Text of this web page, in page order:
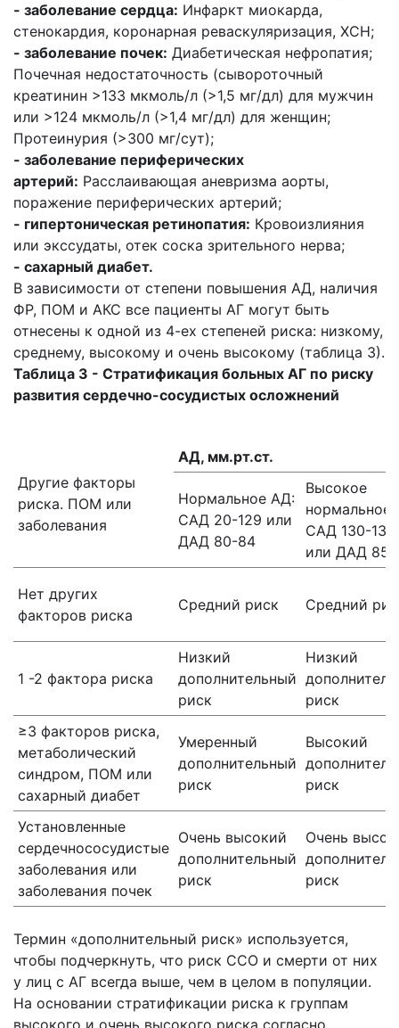
- заболевание сердца: Инфаркт миокарда,
стенокардия, коронарная реваскуляризация, ХСН;
- заболевание почек: Диабетическая нефропатия;
Почечная недостаточность (сывороточный
креатинин >133 мкмоль/л (>1,5 мг/дл) для мужчин
или >124 мкмоль/л (>1,4 мг/дл) для женщин;
Протеинурия (>300 мг/сут);
- заболевание периферических
артерий: Расслаивающая аневризма аорты,
поражение периферических артерий;
- гипертоническая ретинопатия: Кровоизлияния
или экссудаты, отек соска зрительного нерва;
- сахарный диабет.
В зависимости от степени повышения АД, наличия
ФР, ПОМ и АКС все пациенты АГ могут быть
отнесены к одной из 4-ех степеней риска: низкому,
среднему, высокому и очень высокому (таблица 3).
Таблица 3 - Стратификация больных АГ по риску
развития сердечно-сосудистых осложнений
Другие факторы
риска. ПОМ или
заболевания
АД, мм.pт.ст.
Нормальное АД:
САД 20-129 или
ДАД 80-84
Высокое
нормальное
САД 130-139
или ДАД 85-
Нет других
факторов риска
Средний риск Средний
1 -2 фактора риска
Низкий
дополнительный
риск
Низкий
риск
≥3 факторов риска,
метаболический
синдром, ПОМ или
сахарный диабет
Умеренный
дополнительный
риск
Высокий
риск
Установленные
сердечнососудистые
заболевания или
заболевания почек
Очень высокий
дополнительный
риск
Очень
риск
Термин «дополнительный риск» используется,
чтобы подчеркнуть, что риск ССО и смерти от них
у лиц с АГ всегда выше, чем в целом в популяции.
На основании стратификации риска к группам
высокого и очень высокого риска согласно